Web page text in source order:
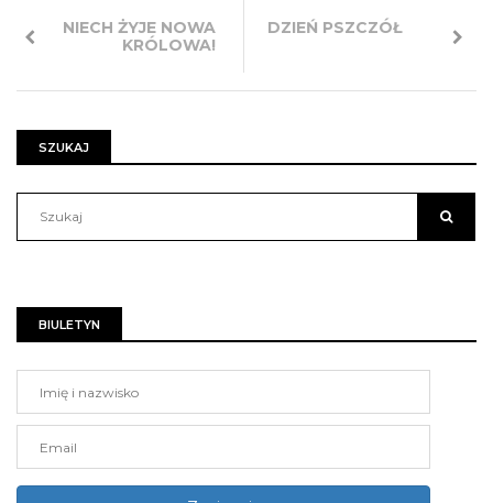
NIECH ŻYJE NOWA
KRÓLOWA!
DZIEŃ PSZCZÓŁ
SZUKAJ
BIULETYN